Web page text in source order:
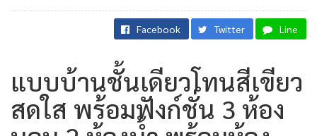
Facebook Twitter Line
แบบบ้านชั้นเดียวโทนสีเขียว
สดใส พร้อมฟังก์ชั่น 3 ห้อง